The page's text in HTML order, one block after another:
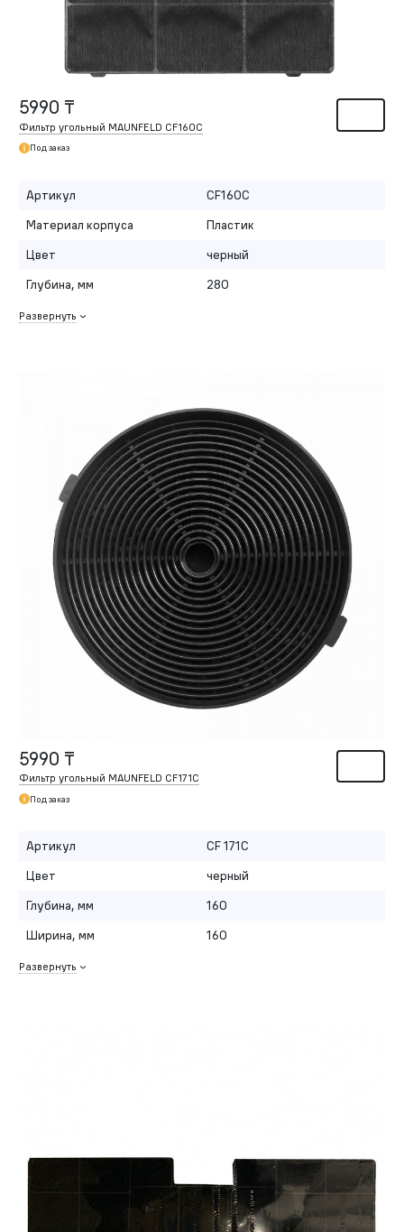
5990 ₸
Фильтр угольный MAUNFELD CF160C
Под заказ
Артикул
CF160C
Материал корпуса
Пластик
Цвет
черный
Глубина, мм
280
Развернуть
5990 ₸
Фильтр угольный MAUNFELD CF171С
Под заказ
Артикул
CF 171С
Цвет
черный
Глубина, мм
160
Ширина, мм
160
Развернуть